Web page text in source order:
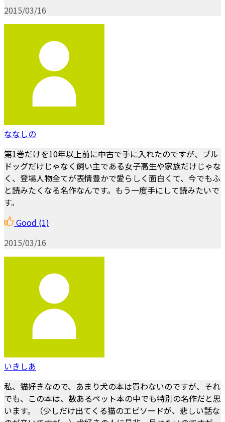
2015/03/16
ななしの
第1巻だけを10年以上前に中古で手に入れたのですが、ブル
ドッグだけじゃなく飼い主である女子高生や家族だけじゃな
く、登場人物全てが表情豊かで愛らしく面白くて、今でもふ
と読みたくなる名作なんです。もう一度手にして読みたいで
す。
Good (1)
2015/03/16
いきしあ
私、猫好きなので、あまり犬の本は買わないのですが、それ
でも、この本は、数あるペット本の中でも特別の名作だと思
います。（少しだけ出てくる猫のエピソードが、悲しい話な